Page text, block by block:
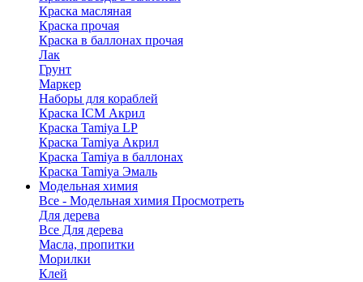
Краска масляная
Краска прочая
Краска в баллонах прочая
Лак
Грунт
Маркер
Наборы для кораблей
Краска ICM Акрил
Краска Tamiya LP
Краска Tamiya Акрил
Краска Tamiya в баллонах
Краска Tamiya Эмаль
Модельная химия
Все - Модельная химия Просмотреть
Для дерева
Все Для дерева
Масла, пропитки
Морилки
Клей